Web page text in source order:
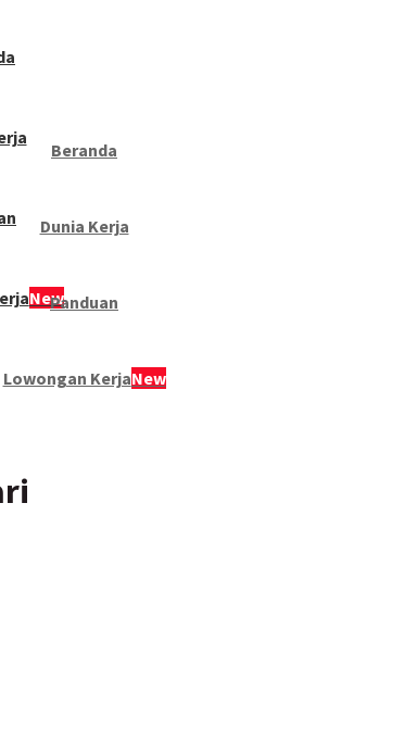
New
Beranda
Dunia Kerja
Panduan
Lowongan KerjaNew